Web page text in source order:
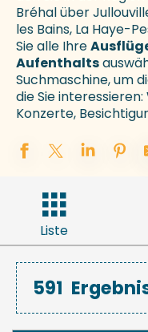
Bréhal über
les Bains, La Haye-
Sie alle Ihre
Aufenthalts
Suchmaschine, um
die Sie
Konzerte,
Liste
591